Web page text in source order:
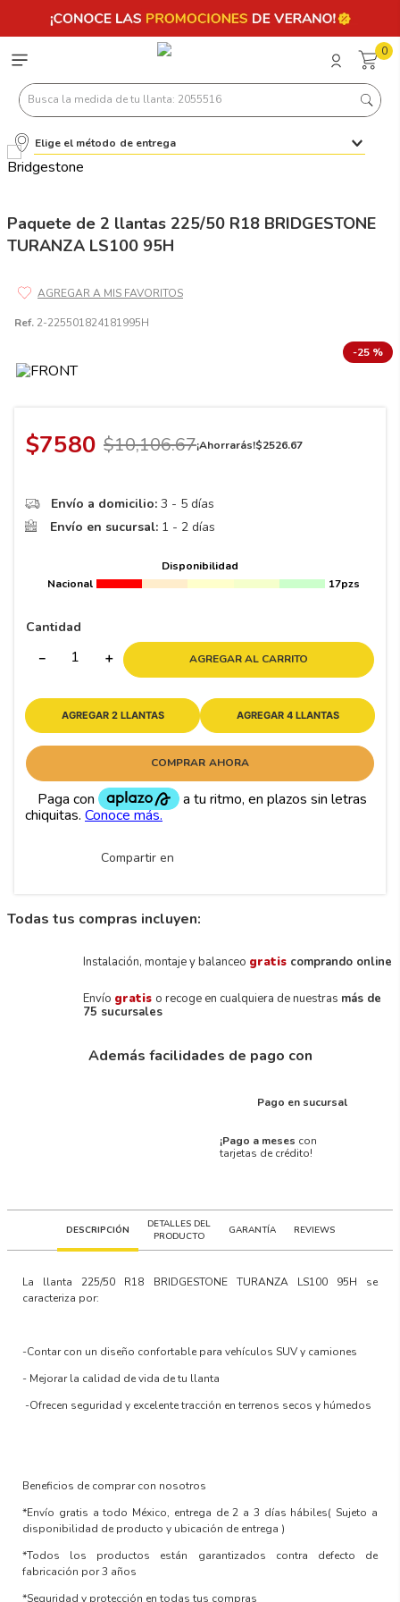
0
Busca la medida de tu llanta: 2055516
Elige el método de entrega
Paquete de 2 llantas 225/50 R18 BRIDGESTONE
TURANZA LS100 95H
Ref. 2-225501824181995H
-25 %
$7580 $10,106.67¡Ahorrarás!$2526.67
Envío a domicilio: 3 - 5 días
Envío en sucursal: 1 - 2 días
Disponibilidad
Nacional
17pzs
Cantidad
＋
－ AGREGAR AL CARRITO
AGREGAR 2 LLANTAS AGREGAR 4 LLANTAS
COMPRAR AHORA
Compartir en
Todas tus compras incluyen:
Instalación, montaje y balanceo gratis comprando online
Envío gratis o recoge en cualquiera de nuestras más de
75 sucursales
Además facilidades de pago con
Pago en sucursal
¡Pago a meses con
tarjetas de crédito!
DESCRIPCIÓN
DETALLES DEL
PRODUCTO
GARANTÍA REVIEWS
La llanta225/50 R18 BRIDGESTONE TURANZA LS100 95H se
caracteriza por:
-Contar con un diseño confortable para vehículos SUV y camiones
- Mejorar la calidad de vida de tu llanta
-Ofrecen seguridad y excelente tracción en terrenos secos y húmedos
Beneficios de comprar con nosotros
*Envío gratis a todo México, entrega de 2 a 3 días hábiles( Sujeto a
disponibilidad de producto y ubicación de entrega )
*Todos los productos están garantizados contra defecto de
fabricación por 3 años
*Seguridad y protección en todas tus compras
Términos más buscados
2